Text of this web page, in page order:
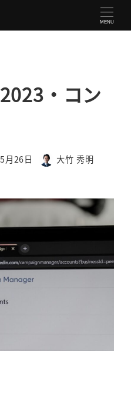
MENU
アンビエンテ2023・コンプ
・コン
月26日
著
大竹 秀明